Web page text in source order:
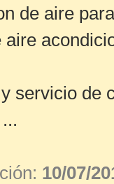
de aire
servicio de
10/07/